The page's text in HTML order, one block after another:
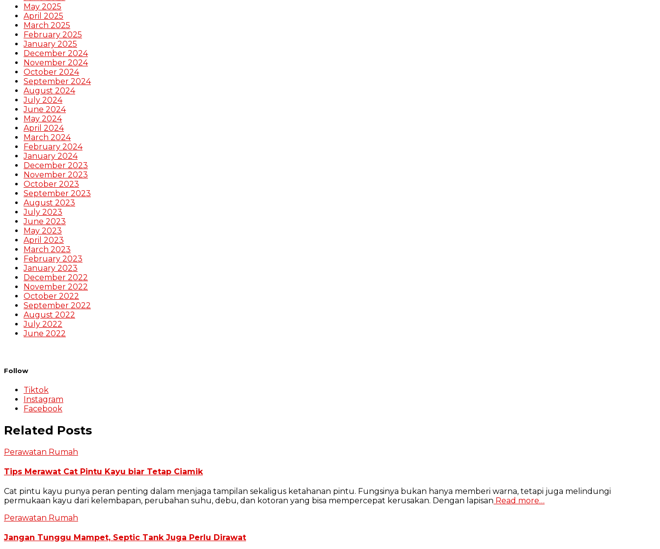
May 2025
April 2025
March 2025
February 2025
January 2025
December 2024
November 2024
October 2024
September 2024
August 2024
July 2024
June 2024
May 2024
April 2024
March 2024
February 2024
January 2024
December 2023
November 2023
October 2023
September 2023
August 2023
July 2023
June 2023
May 2023
April 2023
March 2023
February 2023
January 2023
December 2022
November 2022
October 2022
September 2022
August 2022
July 2022
June 2022
Follow
Tiktok
Instagram
Facebook
Related Posts
Perawatan Rumah
Tips Merawat Cat Pintu Kayu biar Tetap Ciamik
Cat pintu kayu punya peran penting dalam menjaga tampilan sekaligus ketahanan pintu. Fungsinya bukan hanya memberi warna, tetapi juga melindungi
permukaan kayu dari kelembapan, perubahan suhu, debu, dan kotoran yang bisa mempercepat kerusakan. Dengan lapisan Read more…
Perawatan Rumah
Jangan Tunggu Mampet, Septic Tank Juga Perlu Dirawat